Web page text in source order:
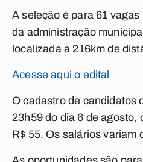
A seleção é para 61
da administração
localizada a 216km de
Acesse aqui o edital
O cadastro de candidatos
23h59 do dia 6 de agosto,
R$ 55. Os salários variam